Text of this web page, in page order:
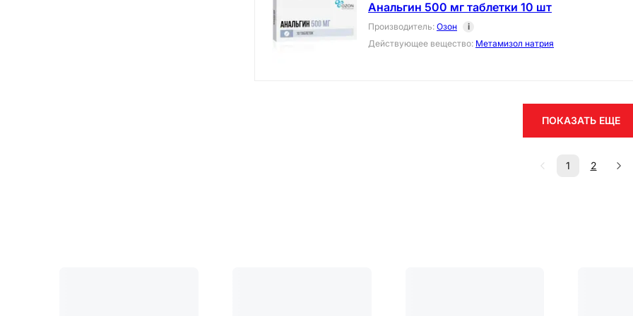
Анальгин 500 мг таблетки 10 шт
Производитель: Озон
i
Действующее вещество: Метамизол натрия
ПОКАЗАТЬ ЕЩЕ
1 2